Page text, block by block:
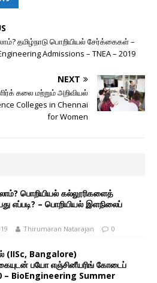
தமிழ்நாடு பொறியியல் சேர்க்கைகள் –
Admissions – TNEA – 2019
NEXT
கலை மற்றும் அறிவியல்
Colleges in Chennai
for Women
பொறியியல் கல்லூரிகளைத்
எப்படி? – பொறியியல் இளநிலைப்
Thirumaran Natarajan 0
(IISc, Bangalore)
பயோ எஞ்சினீயரிங் கோடைப்
– BioEngineering Summer